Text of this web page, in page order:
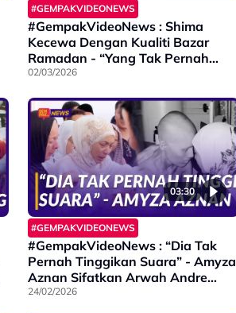
#GEMPAKVIDEONEWS
#GempakVideoNews : Shima
Kecewa Dengan Kualiti Bazar
Ramadan - “Yang Tak Pernah
Berniaga Pun Ada…”
02/03/2026
03:30
#GEMPAKVIDEONEWS
#GempakVideoNews : “Dia Tak
Pernah Tinggikan Suara” - Amyza
Aznan Sifatkan Arwah Andre
Mikhail Sebagai Anak Yang Baik
24/02/2026